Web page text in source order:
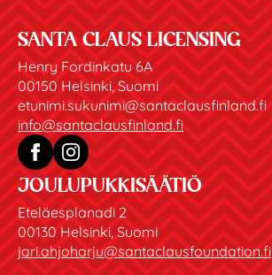
SANTA CLAUS LICENSING
Henry Fordinkatu 6A
00150 Helsinki, Suomi
etunimi.sukunimi@santaclausfinland.fi
info@santaclausfinland.fi
JOULUPUKKISÄÄTIÖ
Eteläesplanadi 2
00130 Helsinki, Suomi
jari.ahjoharju@santaclausfoundation.fi